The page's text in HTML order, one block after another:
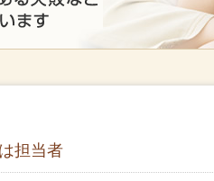
担当者